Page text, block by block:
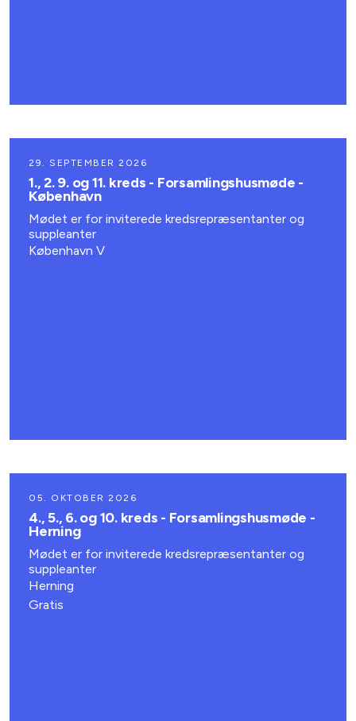
29. SEPTEMBER 2026
1., 2. 9. og 11. kreds - Forsamlingshusmøde -
København
Mødet er for inviterede kredsrepræsentanter og
suppleanter
København V
05. OKTOBER 2026
4., 5., 6. og 10. kreds - Forsamlingshusmøde -
Herning
Mødet er for inviterede kredsrepræsentanter og
suppleanter
Herning
Gratis